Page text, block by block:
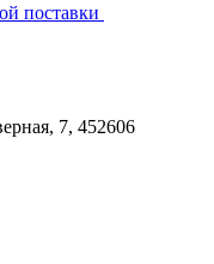
поставки
7, 452606